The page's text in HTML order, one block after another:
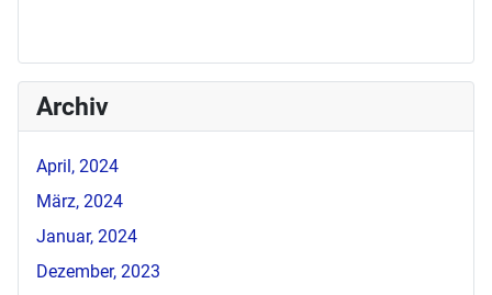
Archiv
April, 2024
März, 2024
Januar, 2024
Dezember, 2023